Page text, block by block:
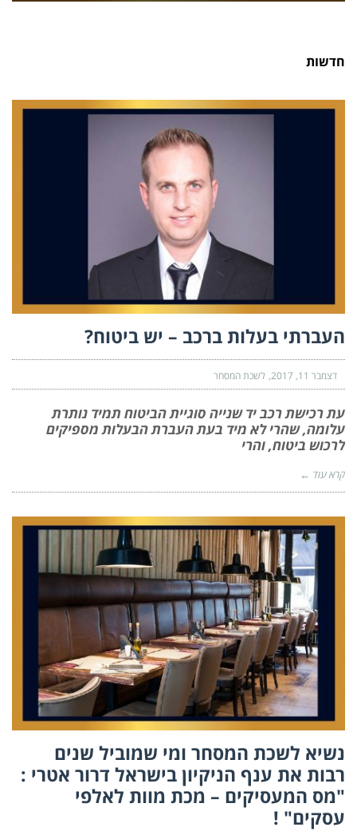
חדשות
העברתי בעלות ברכב – יש ביטוח?
דצמבר 11, 2017 לשכת המסחר
עת רכישת רכב יד שנייה סוגיית הביטוח תמיד נותרת
עלומה, שהרי לא מיד בעת העברת הבעלות מספיקים
לרכוש ביטוח, והרי
קרא עוד ←
נשיא לשכת המסחר ומי שמוביל שנים
רבות את ענף הניקיון בישראל דרור אטרי :
"מס המעסיקים – מכת מוות לאלפי
עסקים" !